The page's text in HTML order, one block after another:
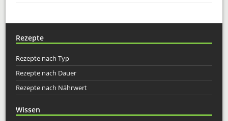
Rezepte
Rezepte nach Typ
Rezepte nach Dauer
Rezepte nach Nährwert
Wissen